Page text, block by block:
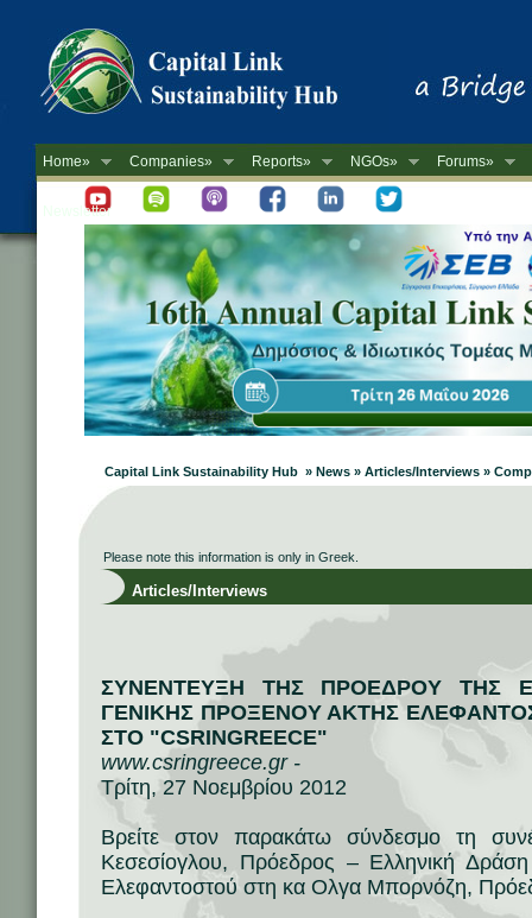
Home» Companies» Reports» NGOs» Forums»
Newsletter
Capital Link Sustainability Hub » News » Articles/Interviews »
Please note this information is only in Greek.
Articles/Interviews
ΣΥΝΕΝΤΕΥΞΗ ΤΗΣ ΠΡΟΕΔΡΟΥ ΤΗΣ
ΓΕΝΙΚΗΣ ΠΡΟΞΕΝΟΥ ΑΚΤΗΣ
ΣΤΟ "CSRINGREECE"
www.csringreece.gr -
Τρίτη, 27 Νοεμβρίου 2012
Bρείτε στον παρακάτω σύνδεσμο τη
Κεσεσίογλου, Πρόεδρος – Ελληνική
Ελεφαντοστού στη κα Ολγα Μπορνόζη,